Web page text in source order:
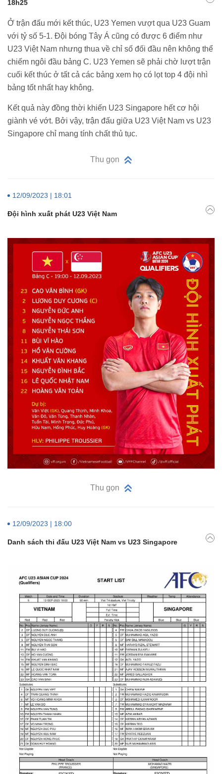
18h25
Ở trận đấu mới kết thúc, U23 Yemen vượt qua U23 Guam
với tỷ số 5-1. Đội bóng Tây Á cũng có được 6 điểm như
U23 Việt Nam nhưng thua về chỉ số đối đầu nên không thể
chiếm ngôi đầu bảng C. U23 Yemen sẽ phải chờ lượt trận
cuối kết thúc ở tất cả các bảng xem họ có lọt top 4 đội nhì
bảng tốt nhất hay không.
Kết quả này đồng thời khiến U23 Singapore hết cơ hội
giành vé vớt. Bởi vậy, trận đấu giữa U23 Việt Nam vs U23
Singapore chỉ mang tính chất thủ tục.
Thu gọn
12/09/2023 | 18:01
Đội hình xuất phát U23 Việt Nam
Thu gọn
12/09/2023 | 18:00
Danh sách thi đấu U23 Việt Nam vs U23 Singapore